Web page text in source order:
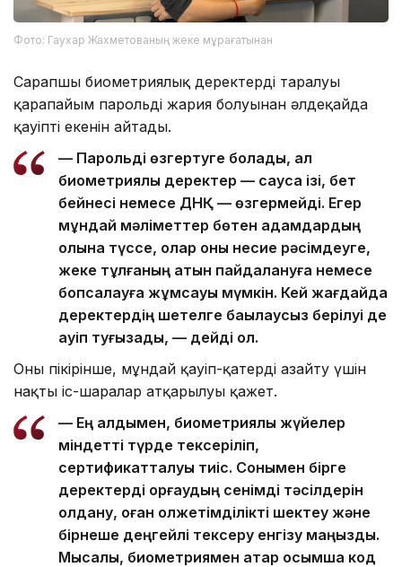
Фото: Гаухар Жахметованың жеке мұрағатынан
Сарапшы биометриялық деректердің таралуы
қарапайым парольдің жария болуынан әлдеқайда
қауіпті екенін айтады.
— Парольді өзгертуге болады, ал
биометриялық деректер — саусақ ізі, бет
бейнесі немесе ДНҚ — өзгермейді. Егер
мұндай мәліметтер бөтен адамдардың
қолына түссе, олар оны несие рәсімдеуге,
жеке тұлғаның атын пайдалануға немесе
бопсалауға жұмсауы мүмкін. Кей жағдайда
деректердің шетелге бақылаусыз берілуі де
қауіп туғызады, — дейді ол.
Оның пікірінше, мұндай қауіп-қатерді азайту үшін
нақты іс-шаралар атқарылуы қажет.
— Ең алдымен, биометриялық жүйелер
міндетті түрде тексеріліп,
сертификатталуы тиіс. Сонымен бірге
деректерді қорғаудың сенімді тәсілдерін
қолдану, оған қолжетімділікті шектеу және
бірнеше деңгейлі тексеру енгізу маңызды.
Мысалы, биометриямен қатар қосымша код